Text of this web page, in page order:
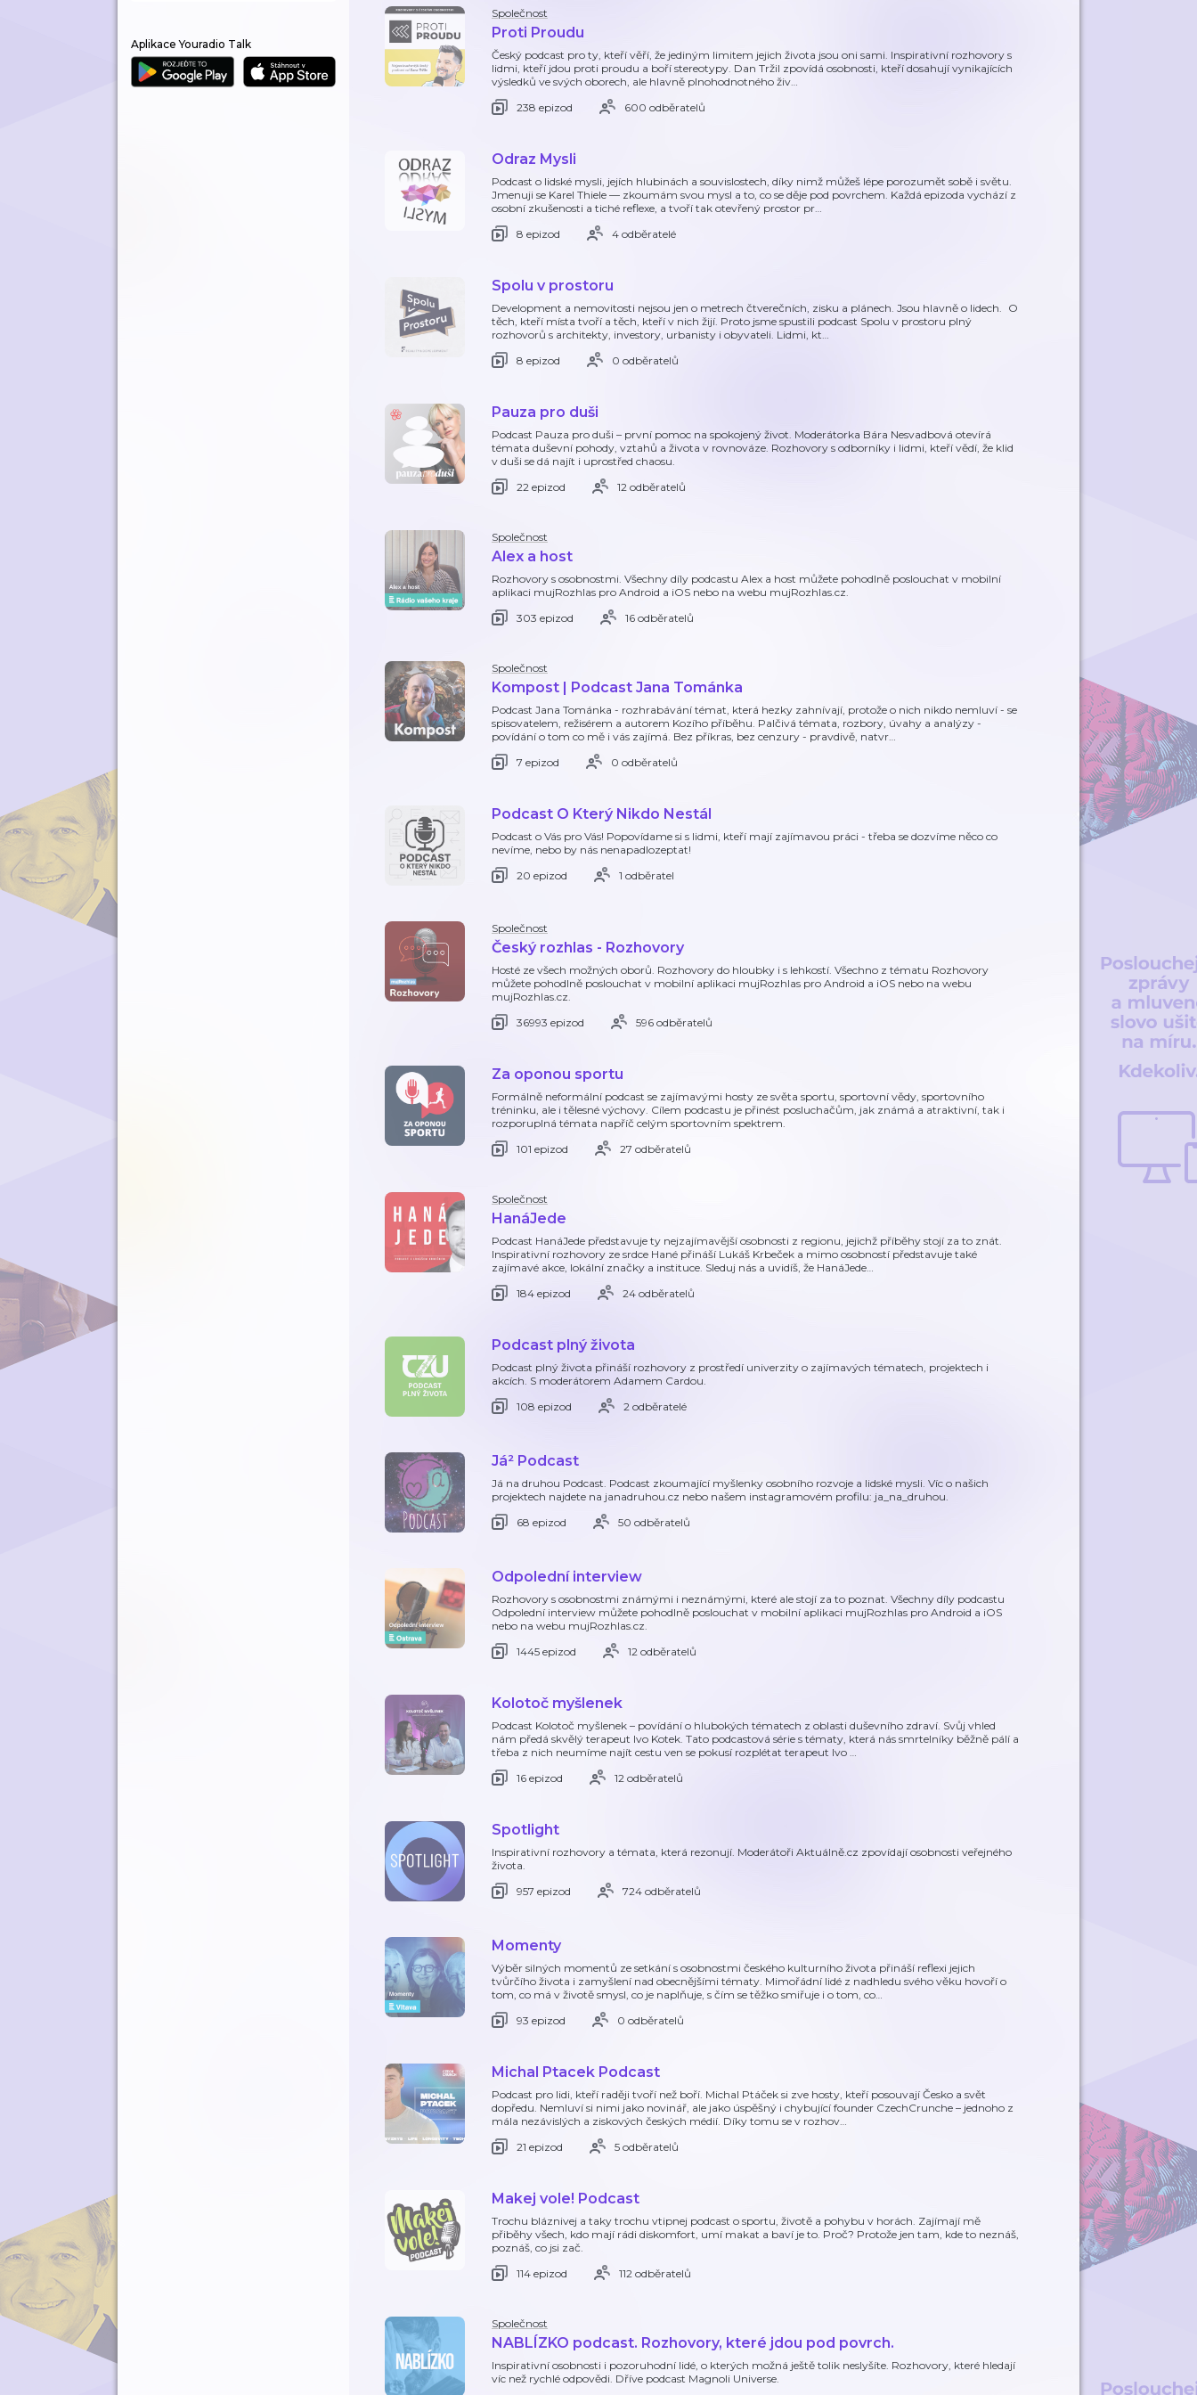
Aplikace Youradio Talk
Společnost
Proti Proudu
Český podcast pro ty, kteří věří, že jediným limitem jejich života jsou oni sami. Inspirativní rozhovory s
lidmi, kteří jdou proti proudu a boří stereotypy. Dan Tržil zpovídá osobnosti, kteří dosahují vynikajících
výsledků ve svých oborech, ale hlavně plnohodnotného živ…
238 epizod
600 odběratelů
Odraz Mysli
Podcast o lidské mysli, jejích hlubinách a souvislostech, díky nimž můžeš lépe porozumět sobě i světu.
Jmenuji se Karel Thiele — zkoumám svou mysl a to, co se děje pod povrchem. Každá epizoda vychází z
osobní zkušenosti a tiché reflexe, a tvoří tak otevřený prostor pr…
8 epizod
4 odběratelé
Spolu v prostoru
Development a nemovitosti nejsou jen o metrech čtverečních, zisku a plánech. Jsou hlavně o lidech. O
těch, kteří místa tvoří a těch, kteří v nich žijí. Proto jsme spustili podcast Spolu v prostoru plný
rozhovorů s architekty, investory, urbanisty i obyvateli. Lidmi, kt…
8 epizod
0 odběratelů
Pauza pro duši
Podcast Pauza pro duši – první pomoc na spokojený život. Moderátorka Bára Nesvadbová otevírá
témata duševní pohody, vztahů a života v rovnováze. Rozhovory s odborníky i lidmi, kteří vědí, že klid
v duši se dá najít i uprostřed chaosu.
22 epizod
12 odběratelů
Společnost
Alex a host
Rozhovory s osobnostmi. Všechny díly podcastu Alex a host můžete pohodlně poslouchat v mobilní
aplikaci mujRozhlas pro Android a iOS nebo na webu mujRozhlas.cz.
303 epizod
16 odběratelů
Společnost
Kompost | Podcast Jana Tománka
Podcast Jana Tománka - rozhrabávání témat, která hezky zahnívají, protože o nich nikdo nemluví - se
spisovatelem, režisérem a autorem Kozího příběhu. Palčivá témata, rozbory, úvahy a analýzy -
povídání o tom co mě i vás zajímá. Bez příkras, bez cenzury - pravdivě, natvr…
7 epizod
0 odběratelů
Podcast O Který Nikdo Nestál
Podcast o Vás pro Vás! Popovídame si s lidmi, kteří mají zajímavou práci - třeba se dozvíme něco co
nevíme, nebo by nás nenapadlozeptat!
20 epizod
1 odběratel
Společnost
Český rozhlas - Rozhovory
Hosté ze všech možných oborů. Rozhovory do hloubky i s lehkostí. Všechno z tématu Rozhovory
můžete pohodlně poslouchat v mobilní aplikaci mujRozhlas pro Android a iOS nebo na webu
mujRozhlas.cz.
36993 epizod
596 odběratelů
Za oponou sportu
Formálně neformální podcast se zajímavými hosty ze světa sportu, sportovní vědy, sportovního
tréninku, ale i tělesné výchovy. Cílem podcastu je přinést posluchačům, jak známá a atraktivní, tak i
rozporuplná témata napříč celým sportovním spektrem.
101 epizod
27 odběratelů
Společnost
HanáJede
Podcast HanáJede představuje ty nejzajímavější osobnosti z regionu, jejichž příběhy stojí za to znát.
Inspirativní rozhovory ze srdce Hané přináší Lukáš Krbeček a mimo osobností představuje také
zajímavé akce, lokální značky a instituce. Sleduj nás a uvidíš, že HanáJede…
184 epizod
24 odběratelů
Podcast plný života
Podcast plný života přináší rozhovory z prostředí univerzity o zajímavých tématech, projektech i
akcích. S moderátorem Adamem Cardou.
108 epizod
2 odběratelé
Já² Podcast
Já na druhou Podcast. Podcast zkoumající myšlenky osobního rozvoje a lidské mysli. Víc o našich
projektech najdete na janadruhou.cz nebo našem instagramovém profilu: ja_na_druhou.
68 epizod
50 odběratelů
Odpolední interview
Rozhovory s osobnostmi známými i neznámými, které ale stojí za to poznat. Všechny díly podcastu
Odpolední interview můžete pohodlně poslouchat v mobilní aplikaci mujRozhlas pro Android a iOS
nebo na webu mujRozhlas.cz.
1445 epizod
12 odběratelů
Kolotoč myšlenek
Podcast Kolotoč myšlenek – povídání o hlubokých tématech z oblasti duševního zdraví. Svůj vhled
nám předá skvělý terapeut Ivo Kotek. Tato podcastová série s tématy, která nás smrtelníky běžně pálí a
třeba z nich neumíme najít cestu ven se pokusí rozplétat terapeut Ivo …
16 epizod
12 odběratelů
Spotlight
Inspirativní rozhovory a témata, která rezonují. Moderátoři Aktuálně.cz zpovídají osobnosti veřejného
života.
957 epizod
724 odběratelů
Momenty
Výběr silných momentů ze setkání s osobnostmi českého kulturního života přináší reflexi jejich
tvůrčího života i zamyšlení nad obecnějšími tématy. Mimořádní lidé z nadhledu svého věku hovoří o
tom, co má v životě smysl, co je naplňuje, s čím se těžko smiřuje i o tom, co…
93 epizod
0 odběratelů
Michal Ptacek Podcast
Podcast pro lidi, kteří raději tvoří než boří. Michal Ptáček si zve hosty, kteří posouvají Česko a svět
dopředu. Nemluví si nimi jako novinář, ale jako úspěšný i chybující founder CzechCrunche – jednoho z
mála nezávislých a ziskových českých médií. Díky tomu se v rozhov…
21 epizod
5 odběratelů
Makej vole! Podcast
Trochu bláznivej a taky trochu vtipnej podcast o sportu, životě a pohybu v horách. Zajímají mě
přiběhy všech, kdo mají rádi diskomfort, umí makat a baví je to. Proč? Protože jen tam, kde to neznáš,
poznáš, co jsi zač.
114 epizod
112 odběratelů
Společnost
NABLÍZKO podcast. Rozhovory, které jdou pod povrch.
Inspirativní osobnosti i pozoruhodní lidé, o kterých možná ještě tolik neslyšíte. Rozhovory, které hledají
víc než rychlé odpovědi. Dříve podcast Magnoli Universe.